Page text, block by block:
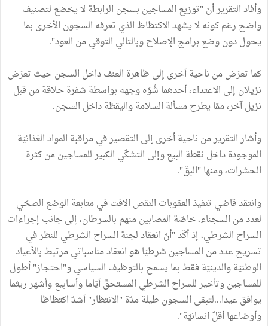
وأفاد التقرير أنّ "توزيع المساجين بسجن الرابطة لا يخضع لتصنيف
واضح رغم كونه لا يشهد الاكتظاظ الذي تعرفه السجون الأخرى بما
يحول دون وضع برامج الإصلاح وبالتالي التوقي من العود".
كما تعرّض من ناحية أخرى إلى ظاهرة العنف داخل السجن حيث تعرّض
نزيلان إلى الاعتداء، أحدهما شُوّه وجهه بواسطة شفرة حلاقة من قبل
نزيل آخر، ممّا يطرح مسألة السلامة واليقظة داخل السجن.
وأشار التقرير من ناحية أخرى إلى التقصير في مراقبة المواد الغذائيّة
الموجودة داخل نقطة البيع وإلى التشكّي الكبير للمساجين من كثرة
الحشرات، ومنها "البقّ".
وانتقد قاضي تنفيذ العقوبات النقص الافت في متابعة الوضع الصحّي
لعدد من السجناء، خاصّة المصابين منهم بالسرطان، إلى جانب إجراءات
السراح الشرطي، إذ أكّد "أنّ انعقاد لجنة السراح الشرطي للنظر في
تسريح عدد من المساجين شرطيّا هو انعقاد مناسباتي مرتبط بالأعياد
الوطنيّة والدينيّة فقط بما يسمح بالتوظيف السياسي و"احتجاز" أطول
للمساجين وتأخير للسراح الشرطي المستحقّ أيّاما وأسابيع وأشهر ريثما
يوافق عيدا...لتبقى السجون طيلة مدّة "الانتظار" أشدّ اكتظاظا
وأوضاعها أقلّ انسانيّة".